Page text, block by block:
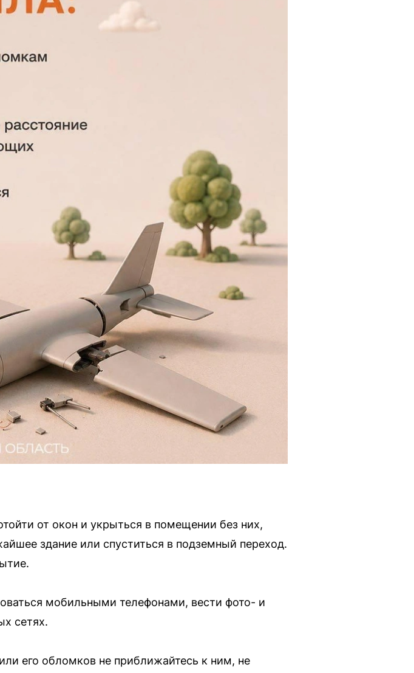
от окон и укрыться в помещении без них,
здание или спуститься в подземный переход.
мобильными телефонами, вести фото- и
сетях.
его обломков не приближайтесь к ним, не